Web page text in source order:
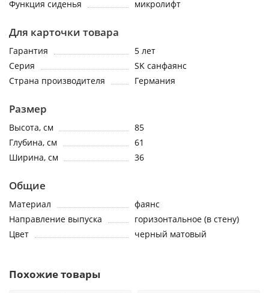
Функция сиденья микролифт
Для карточки товара
Гарантия
5 лет
Серия
SK санфаянс
Страна производителя
Германия
Размер
Высота, см
85
Глубина, см
61
Ширина, см
36
Общие
Материал
фаянс
Направление выпуска
горизонтальное (в стену)
Цвет
черный матовый
Похожие товары